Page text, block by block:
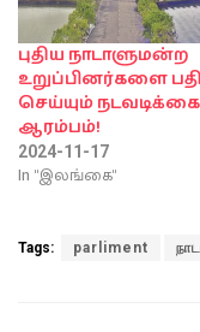
புதிய நாடாளுமன்ற
உறுப்பினர்களை
செய்யும்
ஆரம்பம்!
2024-11-17
In "இலங்கை"
Tags: parliment